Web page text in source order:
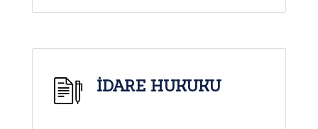
İDARE HUKUKU